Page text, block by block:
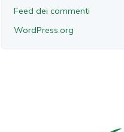
Feed dei commenti
WordPress.org